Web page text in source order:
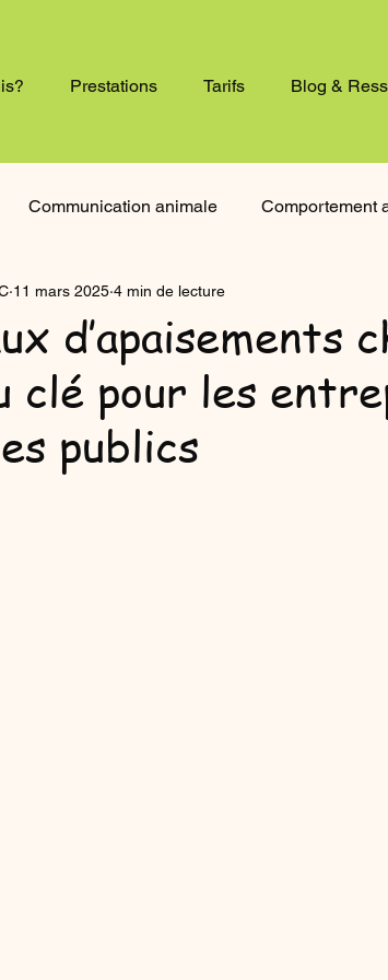
Prestations Tarifs Blog &
Communication animale Comportement
Histoire Biais cognitifs
Biologie Littérature et
Deuil animal
d’apaisements
clé pour les
publics
11 mars 2025 4 min de lecture
5.